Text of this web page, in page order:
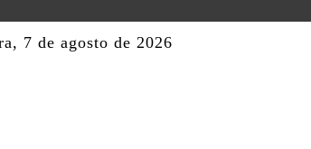
7 de agosto de 2026